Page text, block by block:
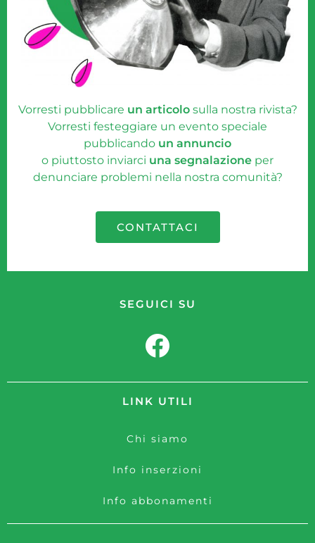
Vorresti pubblicare un articolosulla nostra rivista?
Vorresti festeggiare un evento speciale
pubblicando un annuncio
o piuttosto inviarci una segnalazione per
denunciare problemi nella nostra comunità?
CONTATTACI
LINK UTILI
Chi siamo
Info inserzioni
Info abbonamenti
SEGUICI SU